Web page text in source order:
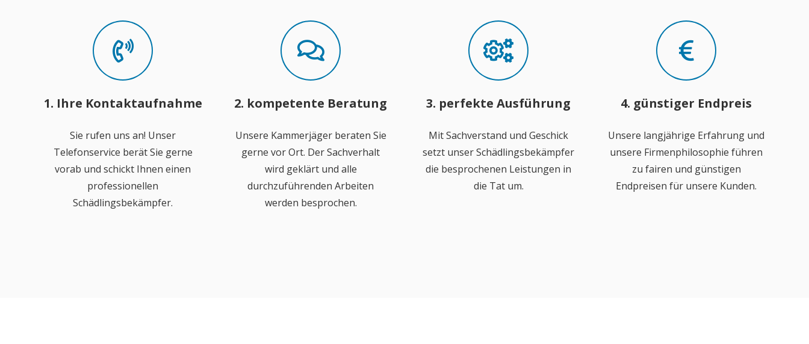
1. Ihre Kontaktaufnahme
Sie rufen uns an! Unser
Telefonservice berät Sie gerne
vorab und schickt Ihnen einen
professionellen
Schädlingsbekämpfer.
2. kompetente Beratung
Unsere Kammerjäger beraten Sie
gerne vor Ort. Der Sachverhalt
wird geklärt und alle
durchzuführenden Arbeiten
werden besprochen.
3. perfekte Ausführung
Mit Sachverstand und Geschick
setzt unser Schädlingsbekämpfer
die besprochenen Leistungen in
die Tat um.
4. günstiger Endpreis
Unsere langjährige Erfahrung und
unsere Firmenphilosophie führen
zu fairen und günstigen
Endpreisen für unsere Kunden.